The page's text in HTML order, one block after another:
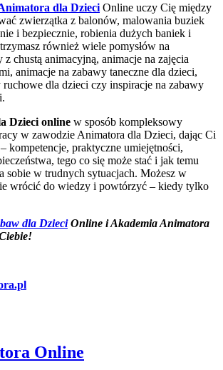
dla DzieciOnline uczy Cię między
zwierzątka z balonów, malowania buziek
i bezpiecznie, robienia dużych baniek i
również wiele pomysłów na
z chustą animacyjną, animacje na zajęcia
animacje na zabawy taneczne dla dzieci,
ruchowe dla dzieci czy inspiracje na zabawy
Dzieci online w sposób kompleksowy
w zawodzie Animatora dla Dzieci, dając Ci
kompetencje, praktyczne umiejętności,
tego co się może stać i jak temu
sobie w trudnych sytuacjach. Możesz w
wrócić do wiedzy i powtórzyć – kiedy tylko
dla DzieciOnline i Akademia Animatora
Online